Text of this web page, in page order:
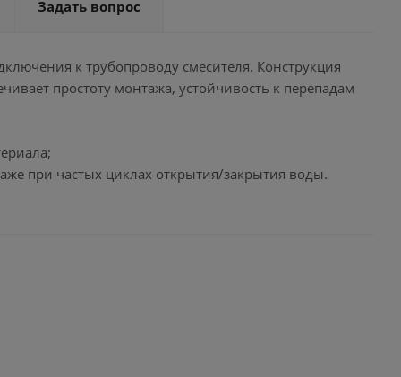
Задать вопрос
к трубопроводу смесителя. Конструкция
простоту монтажа, устойчивость к перепадам
при частых циклах открытия/закрытия воды.